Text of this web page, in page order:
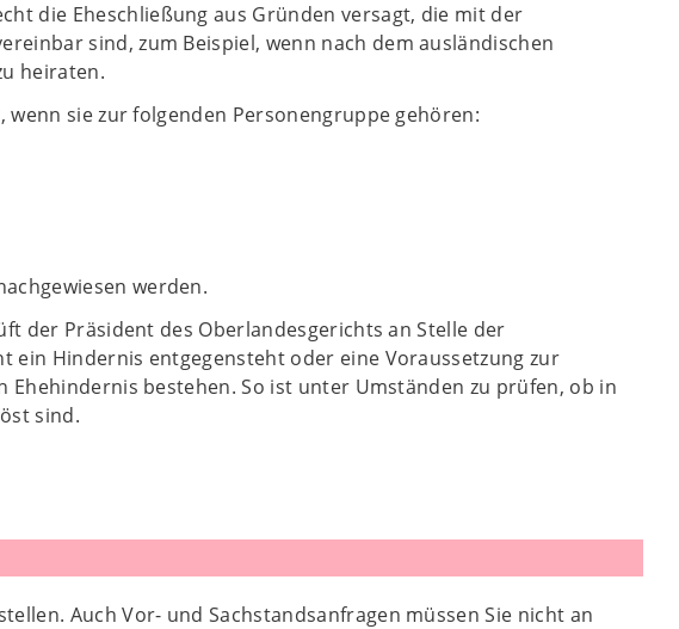
die Eheschließung aus Gründen versagt, die mit der
sind, zum Beispiel, wenn nach dem ausländischen
heiraten.
sie zur folgenden Personengruppe gehören:
werden.
der Präsident des Oberlandesgerichts an Stelle der
ein Hindernis entgegensteht oder eine Voraussetzung zur
Ehehindernis bestehen. So ist unter Umständen zu prüfen, ob in
sind.
Auch Vor- und Sachstandsanfragen müssen Sie nicht an